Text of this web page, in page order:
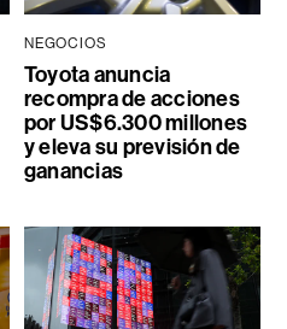
NEGOCIOS
Toyota anuncia
recompra de acciones
por US$6.300 millones
y eleva su previsión de
ganancias